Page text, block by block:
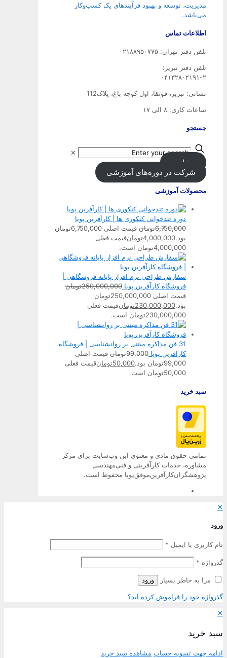
مدیریت، توسعه و بهبود فرآیندهای یک کسب‌وکار
می‌باشد.
اطلاعات تماس
تلفن دفتر تهران: ۰۲۱۸۸۹۵۰۷۷۵
تلفن‌ دفتر تبریز:
۰۴۱۳۲۸۰۲۱۹۱-۲
نشانی: تبریز، قونقا، اول کوچه باغ، پلاک112
ساعات کاری: ۸ الی ۱۷
جستجو
✕
مشاوره
شرکت در دوره‌های آموزشی
محصولات آموزشی
دوره تندخوانی کنکوری ها | کارآفرین پویا
6,750,000تومان
قیمت اصلی 6,750,000تومان
بود.4,000,000تومانقیمت فعلی
4,000,000تومان است.
سفارش طراحی نرم افزار پایانه فروشگاهی |
فروشگاه کارآفرین پویا 250,000,000تومان
قیمت اصلی 250,000,000تومان
بود.230,000,000تومانقیمت فعلی
230,000,000تومان است.
31 فن مذاکره مبتنی بر روانشناسی | فروشگاه
کارآفرین پویا 99,000تومان قیمت اصلی
99,000تومان بود.
50,000تومانقیمت فعلی
50,000تومان است.
سبد خرید
تمامی حقوق مادی و معنوی این وب‌سایت برای مرکز
مشاوره، خدمات کارآفرینی و فنی‌مهندسی
پژوهشگران‌کارآفرین‌موفق‌پویا محفوظ است.
✕
ورود
نام کاربری یا ایمیل *
گذرواژه *
مرا به خاطر بسپار ورود
گذرواژه خود را فراموش کرده اید؟
✕
سبد خرید
ادامه جهت تسویه حساب مشاهده سبد خرید